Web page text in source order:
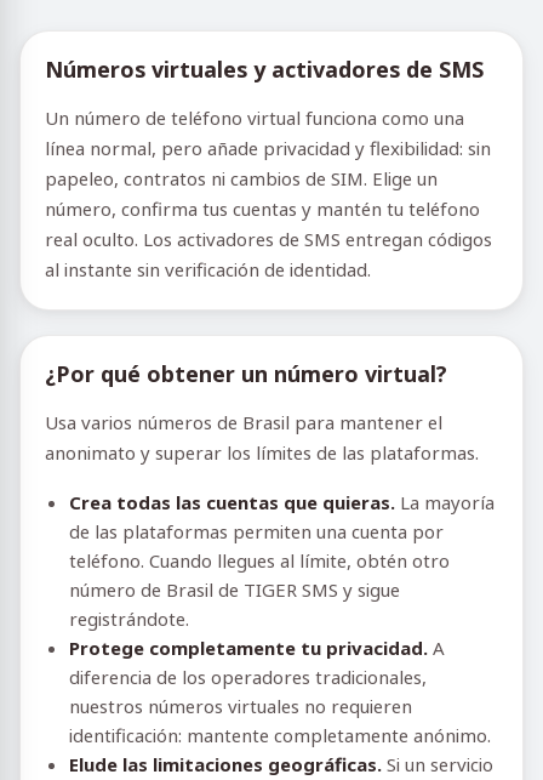
Números virtuales y activadores de SMS
Un número de teléfono virtual funciona como una
línea normal, pero añade privacidad y flexibilidad: sin
papeleo, contratos ni cambios de SIM. Elige un
número, confirma tus cuentas y mantén tu teléfono
real oculto. Los activadores de SMS entregan códigos
al instante sin verificación de identidad.
¿Por qué obtener un número virtual?
Usa varios números de Brasil para mantener el
anonimato y superar los límites de las plataformas.
Crea todas las cuentas que quieras. La mayoría
de las plataformas permiten una cuenta por
teléfono. Cuando llegues al límite, obtén otro
número de Brasil de TIGER SMS y sigue
registrándote.
Protege completamente tu privacidad. A
diferencia de los operadores tradicionales,
nuestros números virtuales no requieren
identificación: mantente completamente anónimo.
Elude las limitaciones geográficas. Si un servicio